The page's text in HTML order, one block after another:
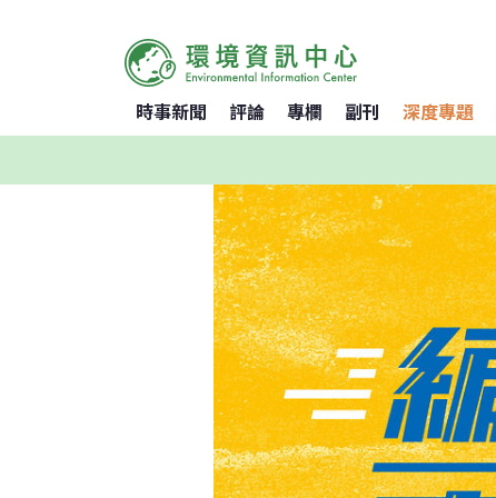
時事新聞 評論 專欄 副刊 深度專題